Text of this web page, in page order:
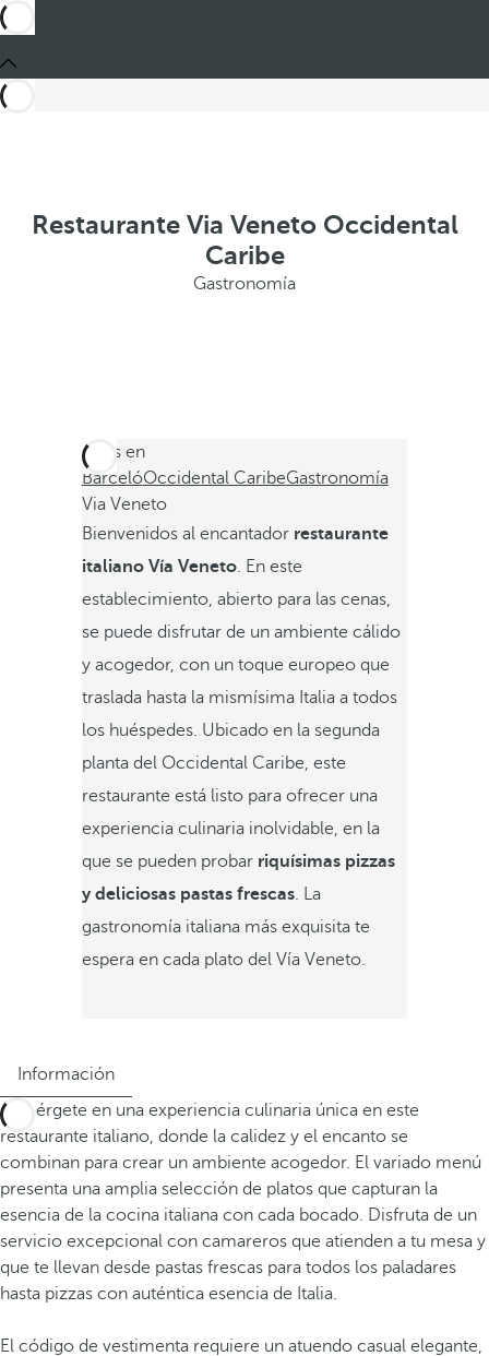
Restaurante Via Veneto Occidental
Caribe
Gastronomía
Estás en
BarcelóOccidental CaribeGastronomía
Via Veneto
Bienvenidos al encantador restaurante
italiano Vía Veneto. En este
establecimiento, abierto para las cenas,
se puede disfrutar de un ambiente cálido
y acogedor, con un toque europeo que
traslada hasta la mismísima Italia a todos
los huéspedes. Ubicado en la segunda
planta del Occidental Caribe, este
restaurante está listo para ofrecer una
experiencia culinaria inolvidable, en la
que se pueden probar riquísimas pizzas
y deliciosas pastas frescas. La
gastronomía italiana más exquisita te
espera en cada plato del Vía Veneto.
Información
Sumérgete en una experiencia culinaria única en este
restaurante italiano, donde la calidez y el encanto se
combinan para crear un ambiente acogedor. El variado menú
presenta una amplia selección de platos que capturan la
esencia de la cocina italiana con cada bocado. Disfruta de un
servicio excepcional con camareros que atienden a tu mesa y
que te llevan desde pastas frescas para todos los paladares
hasta pizzas con auténtica esencia de Italia.
El código de vestimenta requiere un atuendo casual elegante,